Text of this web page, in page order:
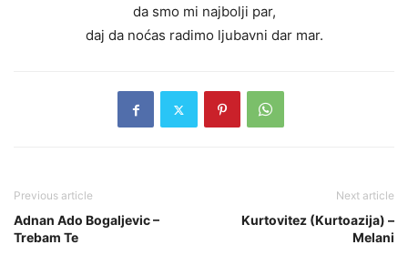
da smo mi najbolji par,
daj da noćas radimo ljubavni dar mar.
Previous article
Adnan Ado Bogaljevic –
Trebam Te
Next article
Kurtovitez (Kurtoazija) –
Melani